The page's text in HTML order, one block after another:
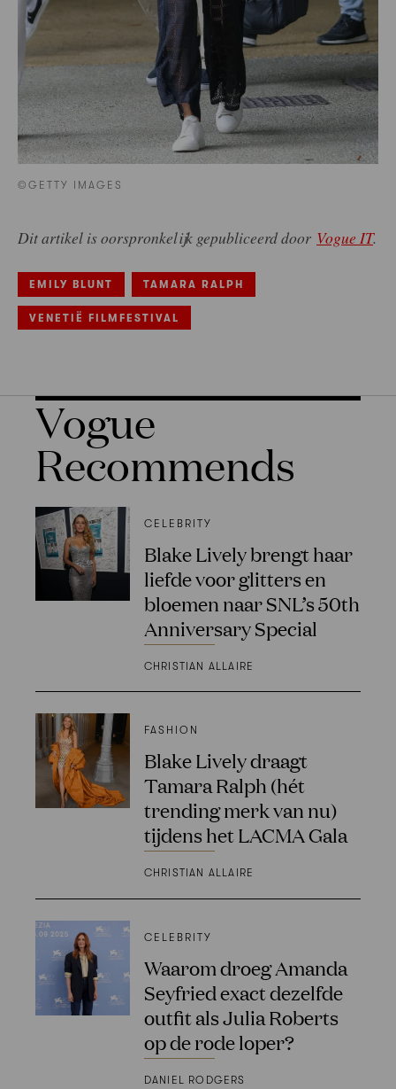
©GETTY IMAGES
Dit artikel is oorspronkelijk gepubliceerd door Vogue IT.
EMILY BLUNT TAMARA RALPH
VENETIË FILMFESTIVAL
Vogue
Recommends
CELEBRITY
Blake Lively brengt haar
liefde voor glitters en
bloemen naar SNL’s 50th
Anniversary Special
CHRISTIAN ALLAIRE
FASHION
Blake Lively draagt
Tamara Ralph (hét
trending merk van nu)
tijdens het LACMA Gala
CHRISTIAN ALLAIRE
CELEBRITY
Waarom droeg Amanda
Seyfried exact dezelfde
outfit als Julia Roberts
op de rode loper?
DANIEL RODGERS